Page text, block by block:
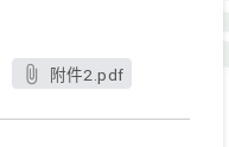
附件2.pdf